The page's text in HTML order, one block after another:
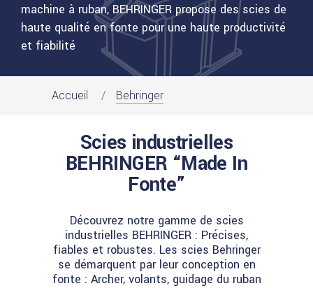
machine à ruban, BEHRINGER propose des scies de
haute qualité en fonte pour une haute productivité
et fiabilité
Accueil Behringer
Scies industrielles
BEHRINGER “Made In
Fonte”
Découvrez notre gamme de scies
industrielles BEHRINGER : Précises,
fiables et robustes. Les scies Behringer
se démarquent par leur conception en
fonte : Archer, volants, guidage du ruban